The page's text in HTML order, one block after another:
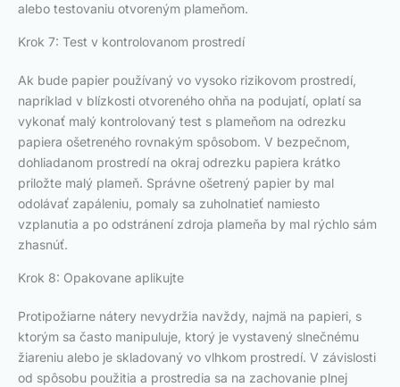
alebo testovaniu otvoreným plameňom.
Krok 7: Test v kontrolovanom prostredí
Ak bude papier používaný vo vysoko rizikovom prostredí,
napríklad v blízkosti otvoreného ohňa na podujatí, oplatí sa
vykonať malý kontrolovaný test s plameňom na odrezku
papiera ošetreného rovnakým spôsobom. V bezpečnom,
dohliadanom prostredí na okraj odrezku papiera krátko
priložte malý plameň. Správne ošetrený papier by mal
odolávať zapáleniu, pomaly sa zuholnatieť namiesto
vzplanutia a po odstránení zdroja plameňa by mal rýchlo sám
zhasnúť.
Krok 8: Opakovane aplikujte
Protipožiarne nátery nevydržia navždy, najmä na papieri, s
ktorým sa často manipuluje, ktorý je vystavený slnečnému
žiareniu alebo je skladovaný vo vlhkom prostredí. V závislosti
od spôsobu použitia a prostredia sa na zachovanie plnej